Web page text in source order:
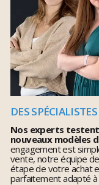
DES
Nos experts testent
nouveaux modèles
engagement est
vente, notre équipe
étape de votre achat
parfaitement adapté